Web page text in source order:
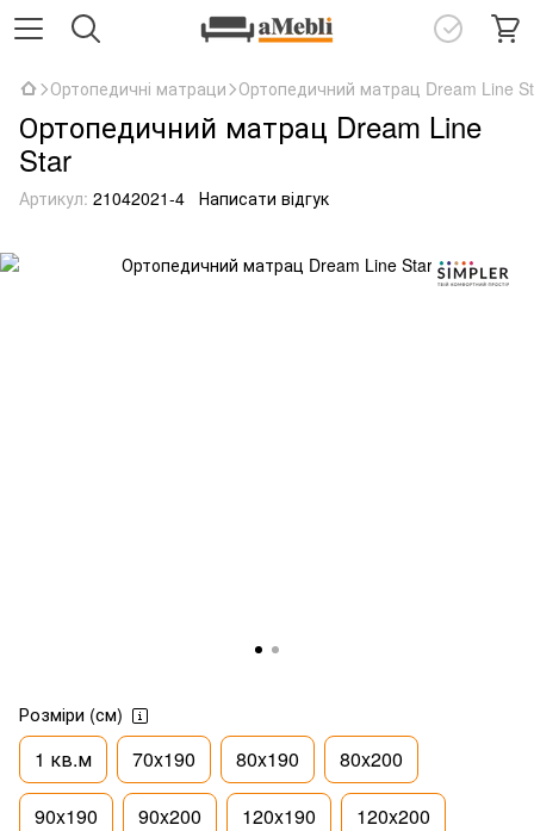
Ортопедичні матраци Ортопедичний матрац Dream Line
Ортопедичний матрац Dream Line
Star
Артикул: 21042021-4 Написати відгук
Розміри (см)
1 кв.м 70x190 80x190 80x200
90x190 90x200 120x190 120x200